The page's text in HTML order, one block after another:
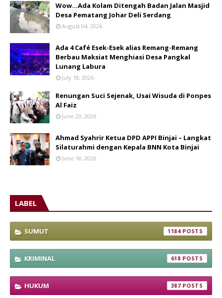
Wow...Ada Kolam Ditengah Badan Jalan Masjid
Desa Pematang Johar Deli Serdang
August 04, 2026
Ada 4 Café Esek-Esek alias Remang-Remang
Berbau Maksiat Menghiasi Desa Pangkal
Lunang Labura
July 18, 2026
Renungan Suci Sejenak, Usai Wisuda di Ponpes
Al Faiz
June 20, 2026
Ahmad Syahrir Ketua DPD APPI Binjai – Langkat
Silaturahmi dengan Kepala BNN Kota Binjai
June 18, 2026
LABEL
SUMUT 1184
KRIMINAL 618
HUKUM 387